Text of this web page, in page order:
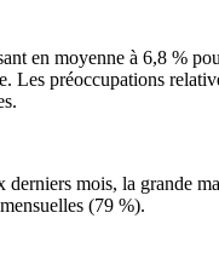
en moyenne à 6,8 %
Les préoccupations
mois, la grande
(79 %).